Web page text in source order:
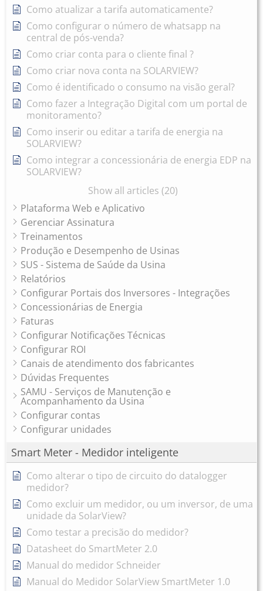
Como atualizar a tarifa automaticamente?
Como configurar o número de whatsapp na
central de pós-venda?
Como criar conta para o cliente final ?
Como criar nova conta na SOLARVIEW?
Como é identificado o consumo na visão geral?
Como fazer a Integração Digital com um portal de
monitoramento?
Como inserir ou editar a tarifa de energia na
SOLARVIEW?
Como integrar a concessionária de energia EDP na
SOLARVIEW?
Show all articles (20)
Plataforma Web e Aplicativo
Gerenciar Assinatura
Treinamentos
Produção e Desempenho de Usinas
SUS - Sistema de Saúde da Usina
Relatórios
Configurar Portais dos Inversores - Integrações
Concessionárias de Energia
Faturas
Configurar Notificações Técnicas
Configurar ROI
Canais de atendimento dos fabricantes
Dúvidas Frequentes
SAMU - Serviços de Manutenção e
Acompanhamento da Usina
Configurar contas
Configurar unidades
Smart Meter - Medidor inteligente
Como alterar o tipo de circuito do datalogger
medidor?
Como excluir um medidor, ou um inversor, de uma
unidade da SolarView?
Como testar a precisão do medidor?
Datasheet do SmartMeter 2.0
Manual do medidor Schneider
Manual do Medidor SolarView SmartMeter 1.0